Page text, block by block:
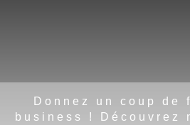
Donnez un coup de
business ! Découvrez